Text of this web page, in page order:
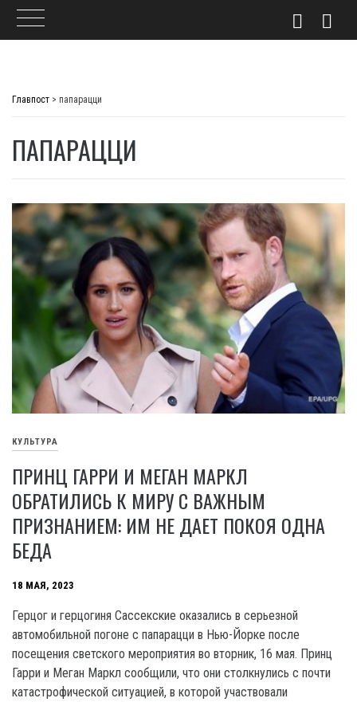
Главпост > папарацци
ПАПАРАЦЦИ
КУЛЬТУРА
ПРИНЦ ГАРРИ И МЕГАН МАРКЛ
ОБРАТИЛИСЬ К МИРУ С ВАЖНЫМ
ПРИЗНАНИЕМ: ИМ НЕ ДАЕТ ПОКОЯ ОДНА
БЕДА
18 МАЯ, 2023
Герцог и герцогиня Сассекские оказались в серьезной
автомобильной погоне с папарацци в Нью-Йорке после
посещения светского мероприятия во вторник, 16 мая. Принц
Гарри и Меган Маркл сообщили, что они столкнулись с почти
катастрофической ситуацией, в которой участвовали